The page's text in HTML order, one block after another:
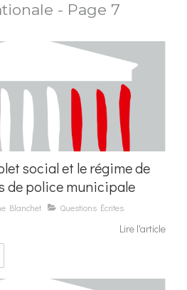
- Page 7
social et le régime de
de police municipale
Blanchet Questions Écrites
Lire l'article